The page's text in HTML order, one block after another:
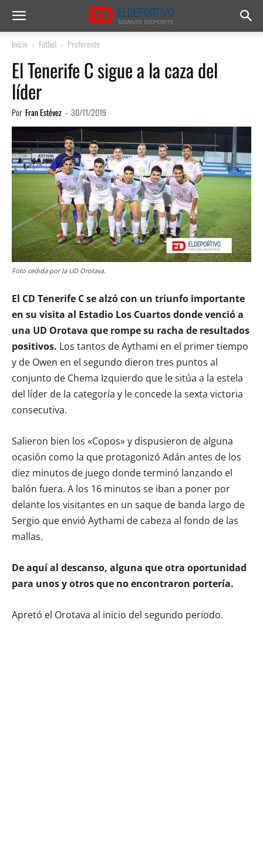
Inicio Fútbol Preferente
El Tenerife C sigue a la caza del
líder
Por Fran Estévez - 30/11/2019
Foto cedida por la UD Orotava.
El CD Tenerife C se alzó con un triunfo importante
en su visita al Estadio Los Cuartos donde venció a
una UD Orotava que rompe su racha de resultados
positivos. Los tantos de Aythami en el primer tiempo
y de Owen en el segundo dieron tres puntos al
conjunto de Chema Izquierdo que le sitúa a la estela
del líder de la categoría y le concede la sexta victoria
consecutiva.
Salieron bien los «Copos» y dispusieron de alguna
ocasión como la que protagonizó Adán antes de los
diez minutos de juego donde terminó lanzando el
balón fuera. A los 16 minutos se iban a poner por
delante los visitantes en un saque de banda largo de
Sergio que envió Aythami de cabeza al fondo de las
mallas.
De aquí al descanso, alguna que otra oportunidad
para unos y otros que no encontraron portería.
Apretó el Orotava al inicio del segundo periodo.